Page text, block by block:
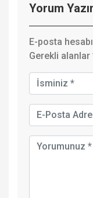
Yorum
E-posta
Gerekli alanlar